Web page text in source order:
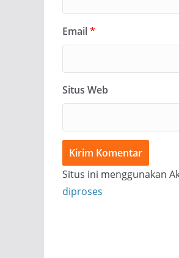
Email*
Situs Web
Situs ini menggunakan
diproses